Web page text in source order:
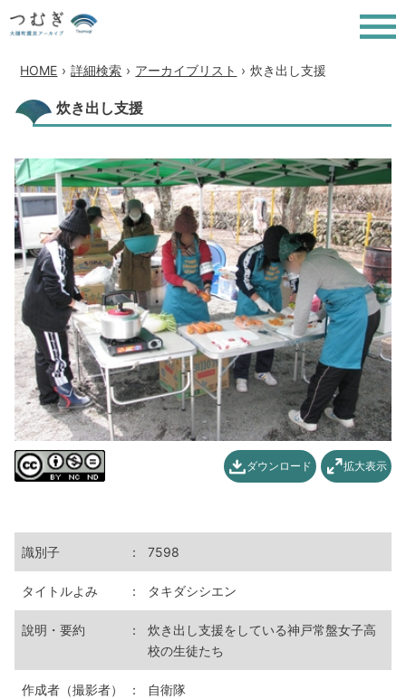
HOME › 詳細検索 › アーカイブリスト › 炊き出し支援
炊き出し支援
拡大表示
ダウンロード
識別子 ： 7598
タイトルよみ ： タキダシシエン
說明・要約 ：
炊き出し支援をしている神戸常盤女子高
校の生徒たち
作成者（撮影者） ： 自衛隊